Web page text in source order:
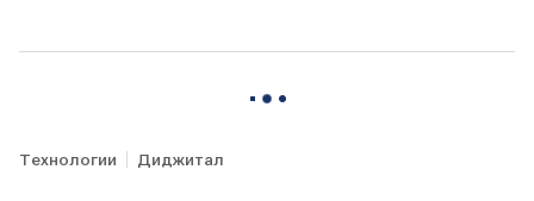
Технологии Диджитал